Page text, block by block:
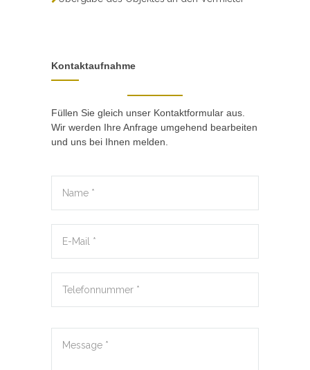
Kontaktaufnahme
Füllen Sie gleich unser Kontaktformular aus.
Wir werden Ihre Anfrage umgehend bearbeiten
und uns bei Ihnen melden.